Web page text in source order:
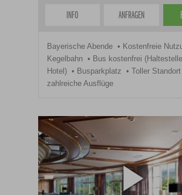
INFO ANFRAGEN
Bayerische Abende
Kostenfreie
Kegelbahn
Bus kostenfrei
Hotel)
Busparkplatz
Toller
zahlreiche Ausflüge